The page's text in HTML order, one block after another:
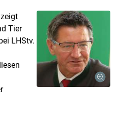
Tier
LHStv.